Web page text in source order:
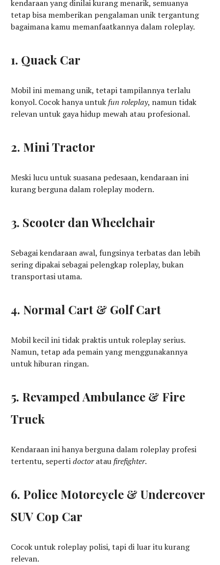
kendaraan yang dinilai kurang menarik, semuanya
tetap bisa memberikan pengalaman unik tergantung
bagaimana kamu memanfaatkannya dalam roleplay.
1. Quack Car
Mobil ini memang unik, tetapi tampilannya terlalu
konyol. Cocok hanya untuk fun roleplay, namun tidak
relevan untuk gaya hidup mewah atau profesional.
2. Mini Tractor
Meski lucu untuk suasana pedesaan, kendaraan ini
kurang berguna dalam roleplay modern.
3. Scooter dan Wheelchair
Sebagai kendaraan awal, fungsinya terbatas dan lebih
sering dipakai sebagai pelengkap roleplay, bukan
transportasi utama.
4. Normal Cart & Golf Cart
Mobil kecil ini tidak praktis untuk roleplay serius.
Namun, tetap ada pemain yang menggunakannya
untuk hiburan ringan.
5. Revamped Ambulance & Fire
Truck
Kendaraan ini hanya berguna dalam roleplay profesi
tertentu, sepertidoctoratau firefighter.
6. Police Motorcycle & Undercover
SUV Cop Car
Cocok untuk roleplay polisi, tapi di luar itu kurang
relevan.